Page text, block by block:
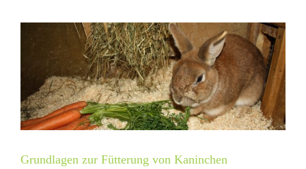
Grundlagen zur Fütterung von Kaninchen